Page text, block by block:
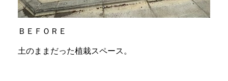
ＢＥＦＯＲＥ
土のままだった植栽スペース。